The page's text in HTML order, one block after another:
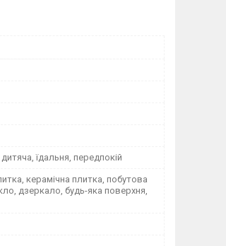
їдальня, передпокій
керамічна плитка, побутова
дзеркало, будь-яка поверхня,